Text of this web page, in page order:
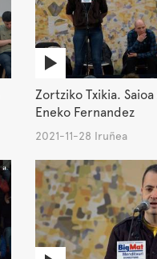
Zortziko Txikia.
Eneko Fernandez
2021-11-28 Iruñea